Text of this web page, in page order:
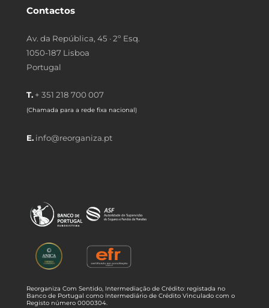
Contactos
Av. da República, 45 · 2º Esq.
1050-187 Lisboa
Portugal
T. + 351 218 700 007
(Chamada para a rede fixa nacional)
E. info@reorganiza.pt
Reorganiza Com Sentido, Intermediação de Crédito: registada no
Banco de Portugal como Intermediário de Crédito Vinculado com o
Registo número 0000304.